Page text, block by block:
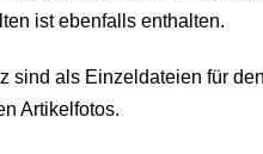
ist ebenfalls enthalten.
sind als Einzeldateien für den
Artikelfotos.